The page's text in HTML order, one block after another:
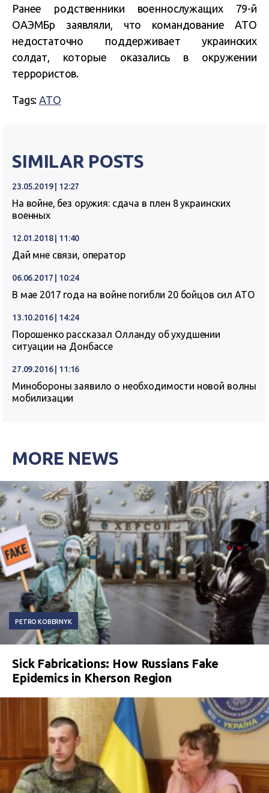
Ранее родственники военнослужащих 79-й
ОАЭМБр заявляли, что командование АТО
недостаточно поддерживает украинских
солдат, которые оказались в окружении
террористов.
Tags:АТО
SIMILAR POSTS
23.05.2019 | 12:27
На войне, без оружия: сдача в плен 8 украинских
военных
12.01.2018 | 11:40
Дай мне связи, оператор
06.06.2017 | 10:24
В мае 2017 года на войне погибли 20 бойцов сил АТО
13.10.2016 | 14:24
Порошенко рассказал Олланду об ухудшении
ситуации на Донбассе
27.09.2016 | 11:16
Минобороны заявило о необходимости новой волны
мобилизации
MORE NEWS
PETRO KOBERNYK
Sick Fabrications: How Russians Fake
Epidemics in Kherson Region